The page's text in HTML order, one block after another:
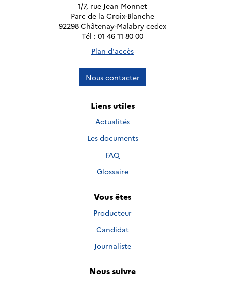
1/7, rue Jean Monnet
Parc de la Croix-Blanche
92298 Châtenay-Malabry cedex
Tél : 01 46 11 80 00
Plan d'accès
Nous contacter
Liens utiles
Actualités
Les documents
FAQ
Glossaire
Vous êtes
Producteur
Candidat
Journaliste
Nous suivre